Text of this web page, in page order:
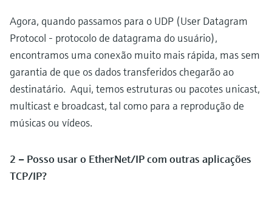
Agora, quando passamos para o UDP (User Datagram
Protocol - protocolo de datagrama do usuário),
encontramos uma conexão muito mais rápida, mas sem
garantia de que os dados transferidos chegarão ao
destinatário. Aqui, temos estruturas ou pacotes unicast,
multicast e broadcast, tal como para a reprodução de
músicas ou vídeos.
2 – Posso usar o EtherNet/IP com outras aplicações
TCP/IP?